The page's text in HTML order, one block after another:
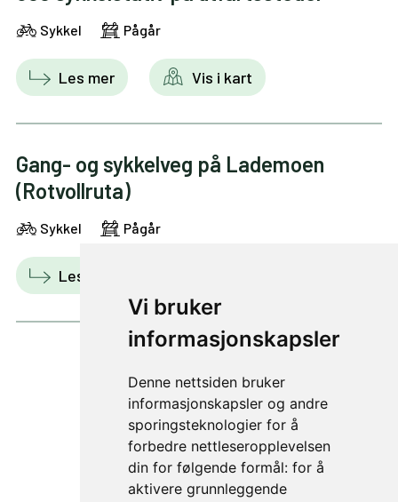
Vi bruker
informasjonskapsler
Denne nettsiden bruker
informasjonskapsler og andre
sporingsteknologier for å
forbedre nettleseropplevelsen
din for følgende formål: for å
aktivere grunnleggende
Sykkel Pågår
Les mer Vis i kart
Gang- og sykkelveg på Lademoen
(Rotvollruta)
Sykkel Pågår
Les mer
2 av 3